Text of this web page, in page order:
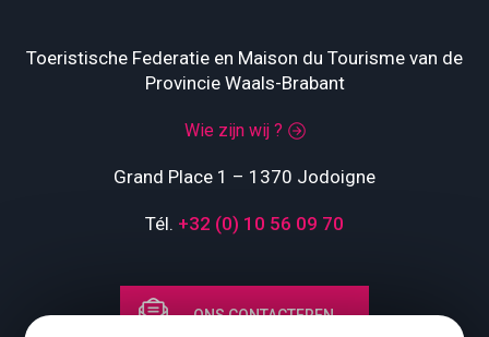
Toeristische Federatie en Maison du Tourisme van de
Provincie Waals-Brabant
Wie zijn wij ?
Grand Place 1 – 1370 Jodoigne
Tél. +32 (0) 10 56 09 70
ONS CONTACTEREN